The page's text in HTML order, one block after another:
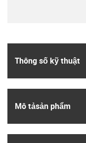
Thông số kỹ thuật
Mô tả­sản phẩm